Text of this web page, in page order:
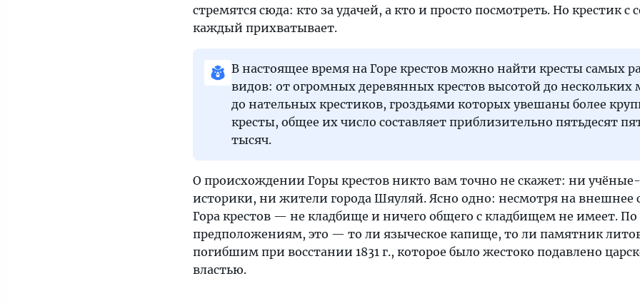
стремятся сюда: кто за удачей, а кто и просто посмотреть. Но крестик с
каждый прихватывает.
В настоящее время на Горе крестов можно найти кресты самых
видов: от огромных деревянных крестов высотой до нескольких
до нательных крестиков, гроздьями которых увешаны более
кресты, общее их число составляет приблизительно пятьдесят
тысяч.
О происхождении Горы крестов никто вам точно не скажет: ни учёные-
историки, ни жители города Шяуляй. Ясно одно: несмотря на внешнее
Гора крестов — не кладбище и ничего общего с кладбищем не имеет. По
предположениям, это — то ли языческое капище, то ли памятник
погибшим при восстании 1831 г., которое было жестоко подавлено
властью.